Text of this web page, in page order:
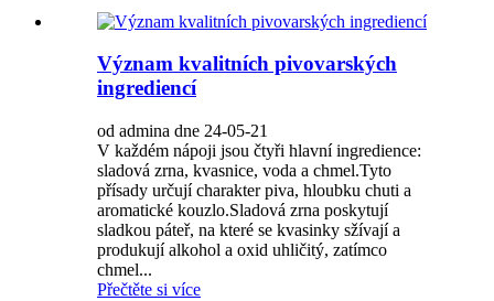
Význam kvalitních pivovarských
ingrediencí
od admina dne 24-05-21
V každém nápoji jsou čtyři hlavní ingredience:
sladová zrna, kvasnice, voda a chmel.Tyto
přísady určují charakter piva, hloubku chuti a
aromatické kouzlo.Sladová zrna poskytují
sladkou páteř, na které se kvasinky sžívají a
produkují alkohol a oxid uhličitý, zatímco
chmel...
Přečtěte si více